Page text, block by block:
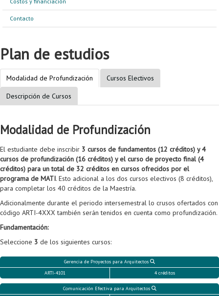
Contacto
Plan de estudios
Modalidad de Profundización Cursos Electivos
Descripción de Cursos
Modalidad de Profundización
El estudiante debe inscribir 3 cursos de fundamentos (12 créditos) y 4
cursos de profundización (16 créditos) y el curso de proyecto final (4
créditos) para un total de 32 créditos en cursos ofrecidos por el
programa de MATI. Esto adicional a los dos cursos electivos (8 créditos),
para completar los 40 créditos de la Maestría.
Adicionalmente durante el periodo intersemestral lo crusos ofertados con
código ARTI-4XXX también serán tenidos en cuenta como profundización.
Fundamentación:
Seleccione 3 de los siguientes cursos:
Gerencia de Proyectos para Arquitectos
ARTI-4101
4 créditos
Comunicación Efectiva para Arquitectos
Proyecto de grado
Reingreso
Reintegro
Transferencia
Tarifas
Grado